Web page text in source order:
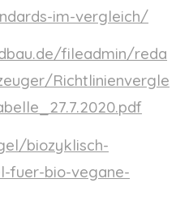
im-vergleich/
fileadmin/reda
Richtlinienvergle
biozyklisch-
fuer-bio-vegane-